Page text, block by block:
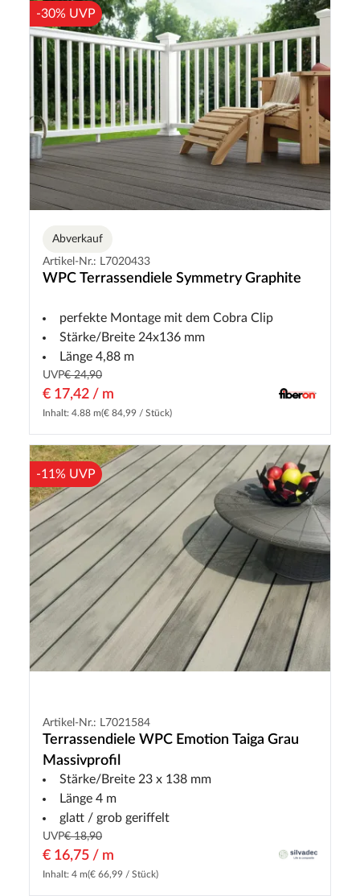
-30% UVP
Abverkauf
Artikel-Nr.: L7020433
WPC Terrassendiele Symmetry Graphite
perfekte Montage mit dem Cobra Clip
Stärke/Breite 24x136 mm
Länge 4,88 m
UVP€ 24,90
€ 17,42 / m
Inhalt: 4.88 m(€ 84,99 / Stück)
-11% UVP
Artikel-Nr.: L7021584
Terrassendiele WPC Emotion Taiga Grau
Massivprofil
Stärke/Breite 23 x 138 mm
Länge 4 m
glatt / grob geriffelt
UVP€ 18,90
€ 16,75 / m
Inhalt: 4 m(€ 66,99 / Stück)